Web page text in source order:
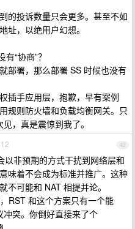
的投诉数量只会更多。甚至不如
址，以绝用户幻想。
“协商”？
部署，那么部署 SS 时候也没有
插手应用层，抱歉，早有案例
规则防火墙和负载均衡网关。只
，真是震惊到我了。
42
12
以非预期的方式干扰到网络层和
味着不会成为标准并推广。这种
不可能和 NAT 相提并论。
RST 和这个方案只有一个能
突。你倒好直接来了个